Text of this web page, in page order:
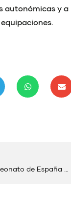
autonómicas y a
La Comunitat Valenciana, segunda con más finalistas en el Campeonato de España sub18